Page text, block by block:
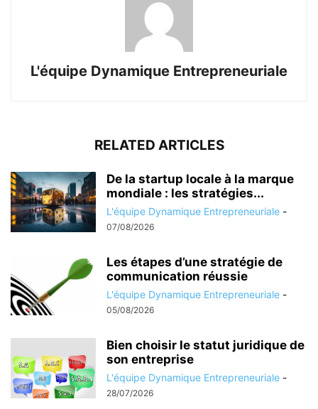
L'équipe Dynamique Entrepreneuriale
RELATED ARTICLES
De la startup locale à la marque
mondiale : les stratégies...
L'équipe Dynamique Entrepreneuriale -
07/08/2026
Les étapes d’une stratégie de
communication réussie
L'équipe Dynamique Entrepreneuriale -
05/08/2026
Bien choisir le statut juridique de
son entreprise
L'équipe Dynamique Entrepreneuriale -
28/07/2026